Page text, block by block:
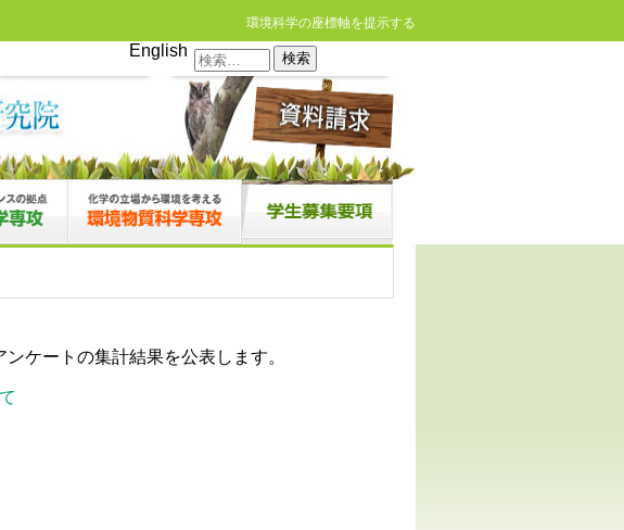
環境科学の座標軸を提示する
検
索:
English
ケートの集計結果を公表します。